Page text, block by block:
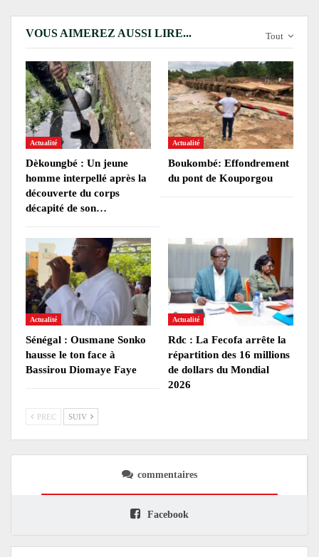
Tout
VOUS AIMEREZ AUSSI LIRE...
Actualité
Dèkoungbé : Un jeune
homme interpellé après la
découverte du corps
décapité de son…
Actualité
Boukombé: Effondrement
du pont de Kouporgou
Actualité
Sénégal : Ousmane Sonko
hausse le ton face à
Bassirou Diomaye Faye
Actualité
Rdc : La Fecofa arrête la
répartition des 16 millions
de dollars du Mondial
2026
PREC SUIV
commentaires
Facebook